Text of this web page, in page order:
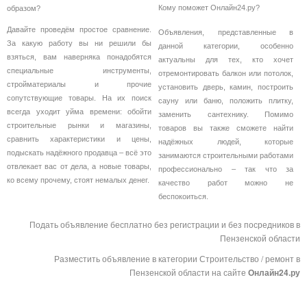
образом?
Давайте проведём простое сравнение.
За какую работу вы ни решили бы
взяться, вам наверняка понадобятся
специальные инструменты,
стройматериалы и прочие
сопутствующие товары. На их поиск
всегда уходит уйма времени: обойти
строительные рынки и магазины,
сравнить характеристики и цены,
подыскать надёжного продавца – всё это
отвлекает вас от дела, а новые товары,
ко всему прочему, стоят немалых денег.
Кому поможет Онлайн24.ру?
Объявления, представленные в
данной категории, особенно
актуальны для тех, кто хочет
отремонтировать балкон или потолок,
установить дверь, камин, построить
сауну или баню, положить плитку,
заменить сантехнику. Помимо
товаров вы также сможете найти
надёжных людей, которые
занимаются строительными работами
профессионально – так что за
качество работ можно не
беспокоиться.
Подать объявление бесплатно без регистрации и без посредников в
Пензенской области
Разместить объявление в категории Строительство / ремонт в
Пензенской области на сайте Онлайн24.ру